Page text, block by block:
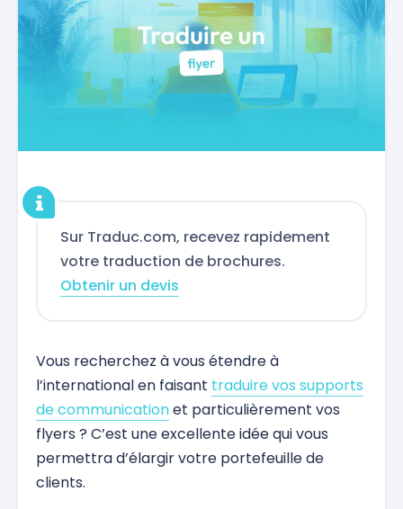
Sur Traduc.com, recevez rapidement
votre traduction de brochures.
Obtenir un devis
Vous recherchez à vous étendre à
l’international en faisant traduire vos supports
de communicationet particulièrement vos
flyers ? C’est une excellente idée qui vous
permettra d’élargir votre portefeuille de
clients.